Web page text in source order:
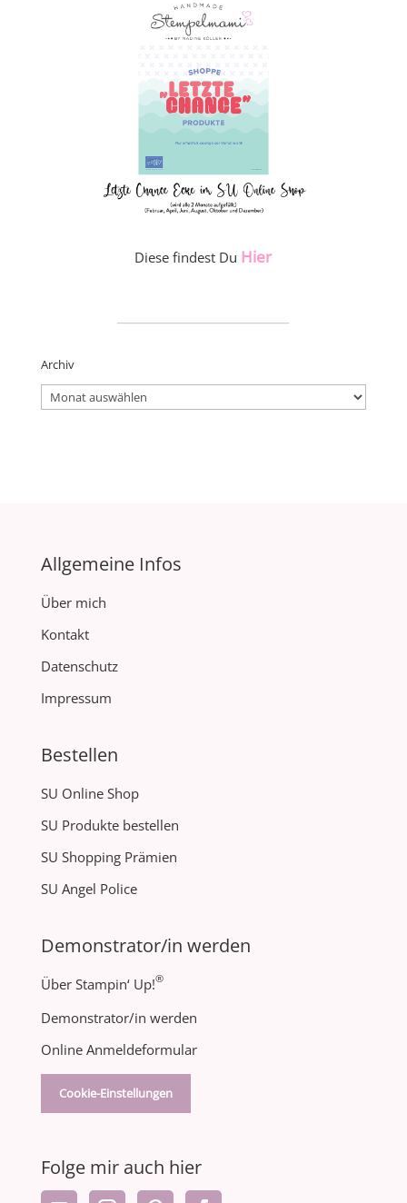
Diese findest Du Hier
Archiv
Archiv
Allgemeine Infos
Über mich
Kontakt
Datenschutz
Impressum
Bestellen
SU Online Shop
SU Produkte bestellen
SU Shopping Prämien
SU Angel Police
Demonstrator/in werden
Über Stampin‘ Up!®
Demonstrator/in werden
Online Anmeldeformular
Cookie-Einstellungen
Folge mir auch hier